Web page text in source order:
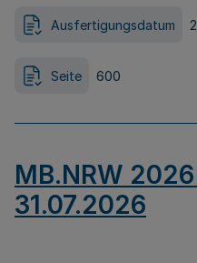
Ausfertigungsdatum
Seite 600
MB.NRW
31.07.2026